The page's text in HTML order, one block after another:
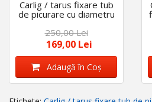
Carlig / tarus fixare tub
de picurare cu diametru
de 16 mm - 20 mm, set
250 bucati
250,00 Lei
169,00 Lei
Adaugă în Coş